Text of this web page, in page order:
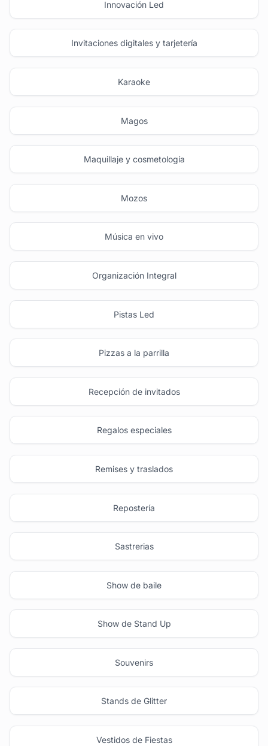
Innovación Led
Invitaciones digitales y tarjetería
Karaoke
Magos
Maquillaje y cosmetología
Mozos
Música en vivo
Organización Integral
Pistas Led
Pizzas a la parrilla
Recepción de invitados
Regalos especiales
Remises y traslados
Repostería
Sastrerias
Show de baile
Show de Stand Up
Souvenirs
Stands de Glitter
Vestidos de Fiestas